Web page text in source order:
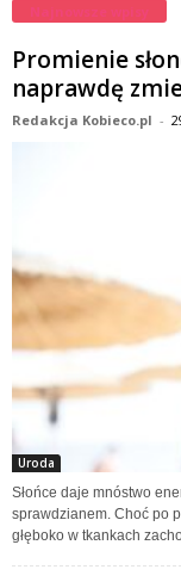
Najnowsze wpisy
Promienie
naprawdę
Redakcja Kobieco.pl -
Uroda
Słońce daje mnóstwo
sprawdzianem. Choć po
głęboko w tkankach